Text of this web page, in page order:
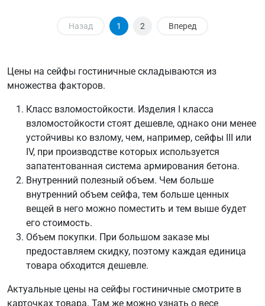
Назад 1 2 Вперед
Цены на сейфы гостиничные складываются из
множества факторов.
Класс взломостойкости. Изделия I класса
взломостойкости стоят дешевле, однако они менее
устойчивы ко взлому, чем, например, сейфы III или
IV, при производстве которых используется
запатентованная система армирования бетона.
Внутренний полезный объем. Чем больше
внутренний объем сейфа, тем больше ценных
вещей в него можно поместить и тем выше будет
его стоимость.
Объем покупки. При большом заказе мы
предоставляем скидку, поэтому каждая единица
товара обходится дешевле.
Актуальные цены на сейфы гостиничные смотрите в
карточках товара. Там же можно узнать о весе